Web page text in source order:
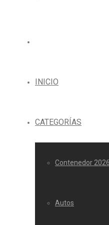
INICIO
CATEGORÍAS
Contenedor 2026
Autos